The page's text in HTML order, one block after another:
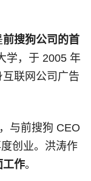
前搜狗公司的首
学，于 2005 年
联网公司广告
与前搜狗 CEO
创业。洪涛作
工作。